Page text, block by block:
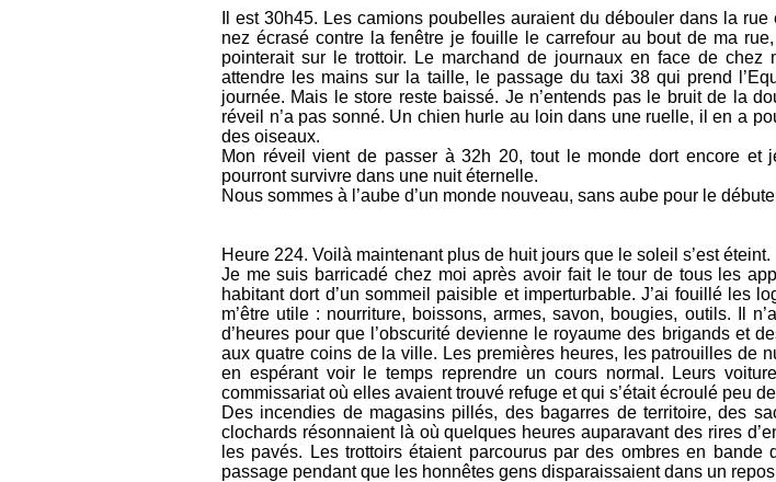
Il est 30h45. Les camions poubelles auraient du débouler dans la
nez écrasé contre la fenêtre je fouille le carrefour au bout de ma
pointerait sur le trottoir. Le marchand de journaux en face de chez
attendre les mains sur la taille, le passage du taxi 38 qui prend
journée. Mais le store reste baissé. Je n’entends pas le bruit de la
réveil n’a pas sonné. Un chien hurle au loin dans une ruelle, il en a
des oiseaux.
Mon réveil vient de passer à 32h 20, tout le monde dort encore et
pourront survivre dans une nuit éternelle.
Nous sommes à l’aube d’un monde nouveau, sans aube pour le
Heure 224. Voilà maintenant plus de huit jours que le soleil s’est éteint.
Je me suis barricadé chez moi après avoir fait le tour de tous les
habitant dort d’un sommeil paisible et imperturbable. J’ai fouillé les
m’être utile : nourriture, boissons, armes, savon, bougies, outils. Il
d’heures pour que l’obscurité devienne le royaume des brigands et
aux quatre coins de la ville. Les premières heures, les patrouilles de
en espérant voir le temps reprendre un cours normal. Leurs
commissariat où elles avaient trouvé refuge et qui s’était écroulé peu
Des incendies de magasins pillés, des bagarres de territoire, des
clochards résonnaient là où quelques heures auparavant des rires
les pavés. Les trottoirs étaient parcourus par des ombres en
passage pendant que les honnêtes gens disparaissaient dans un